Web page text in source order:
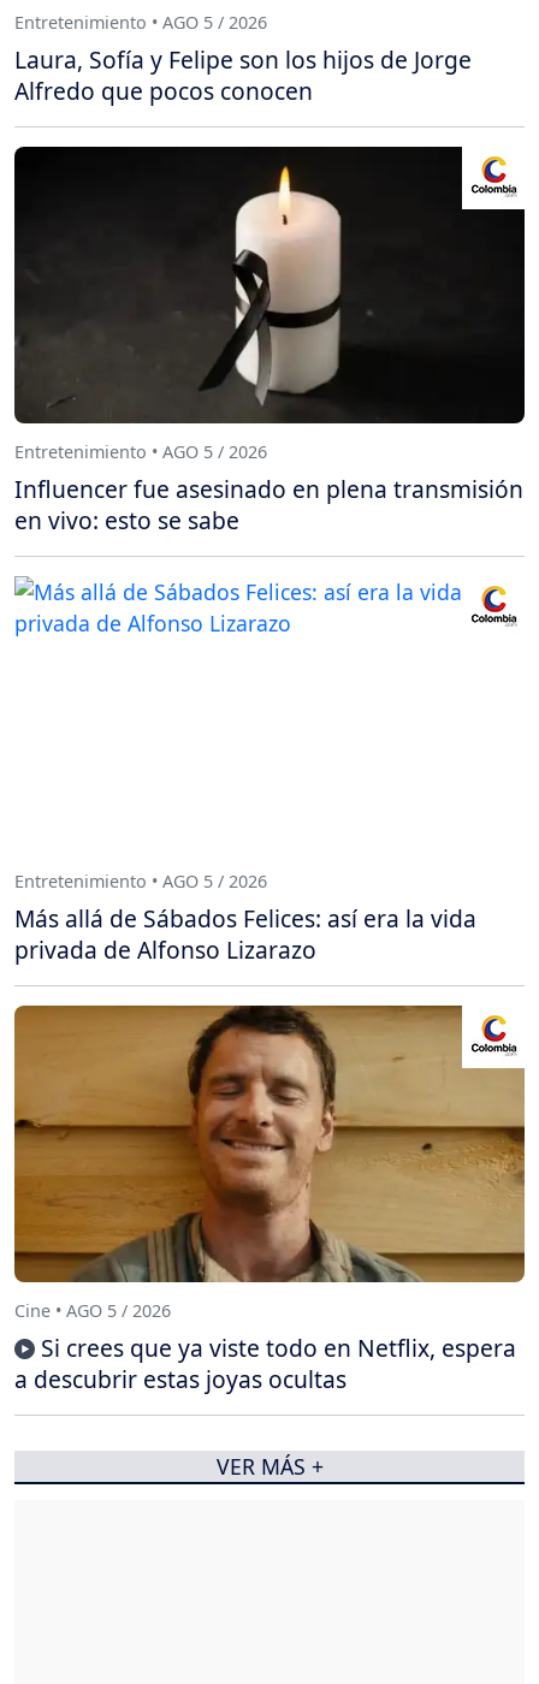
Entretenimiento • AGO 5 / 2026
Laura, Sofía y Felipe son los hijos de Jorge
Alfredo que pocos conocen
Entretenimiento • AGO 5 / 2026
Influencer fue asesinado en plena transmisión
en vivo: esto se sabe
Entretenimiento • AGO 5 / 2026
Más allá de Sábados Felices: así era la vida
privada de Alfonso Lizarazo
Cine • AGO 5 / 2026
Si crees que ya viste todo en Netflix, espera
a descubrir estas joyas ocultas
VER MÁS +